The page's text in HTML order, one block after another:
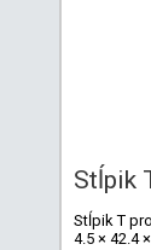
Stĺpik
Stĺpik T
4.5 × 42.4